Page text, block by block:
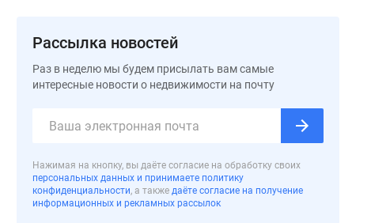
Рассылка новостей
Раз в неделю мы будем присылать вам самые
интересные новости о недвижимости на почту
Нажимая на кнопку, вы даёте согласие на обработку своих
персональных данных и принимаете политику
конфиденциальности, а также даёте согласие на получение
информационных и рекламных рассылок